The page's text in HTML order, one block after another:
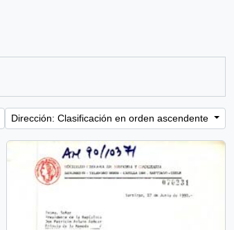
Dirección: Clasificación en orden ascendente